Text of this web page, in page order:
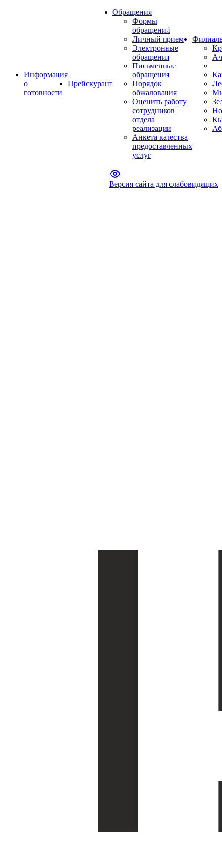
Информация
о
готовности
Прейскурант
Обращения
Формы
обращений
Личный прием
Электронные
обращения
Письменные
обращения
Порядок
обжалования
Оценить работу
сотрудников
отдела
реализации
Анкета качества
предоставленных
услуг
Версия сайта для слабовидящих